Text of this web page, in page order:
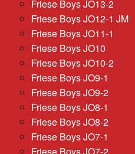
Friese Boys JO13-2
Friese Boys JO12-1 JM
Friese Boys JO11-1
Friese Boys JO10
Friese Boys JO10-2
Friese Boys JO9-1
Friese Boys JO9-2
Friese Boys JO8-1
Friese Boys JO8-2
Friese Boys JO7-1
Friese Boys JO7-2